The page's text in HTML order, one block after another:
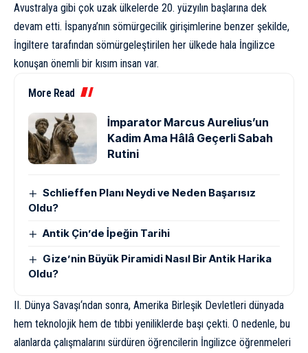
Avustralya gibi çok uzak ülkelerde 20. yüzyılın başlarına dek
devam etti. İspanya’nın sömürgecilik girişimlerine benzer şekilde,
İngiltere tarafından sömürgeleştirilen her ülkede hala İngilizce
konuşan önemli bir kısım insan var.
More Read
İmparator Marcus Aurelius’un
Kadim Ama Hâlâ Geçerli Sabah
Rutini
Schlieffen Planı Neydi ve Neden Başarısız
Oldu?
Antik Çin’de İpeğin Tarihi
Gize’nin Büyük Piramidi Nasıl Bir Antik Harika
Oldu?
II. Dünya Savaşı‘ndan sonra, Amerika Birleşik Devletleri dünyada
hem teknolojik hem de tıbbi yeniliklerde başı çekti. O nedenle, bu
alanlarda çalışmalarını sürdüren öğrencilerin İngilizce öğrenmeleri